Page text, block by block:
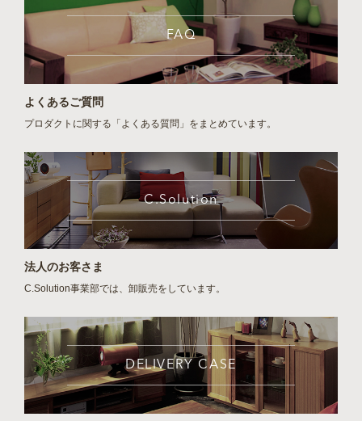
FAQ
よくあるご質問
プロダクトに関する「よくある質問」をまとめています。
C.Solution
法人のお客さま
C.Solution事業部では、卸販売をしています。
DELIVERY CASE